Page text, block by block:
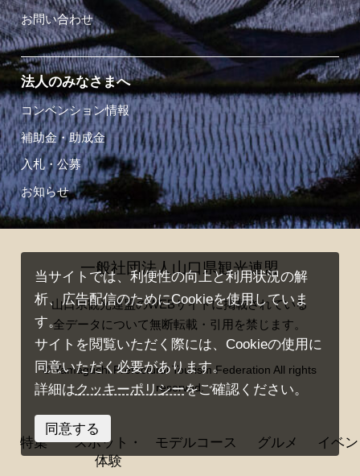
お問い合わせ
法人のみなさまへ
コンベンション情報
補助金・助成金
入札・公募
お知らせ
一般社団法人山口県観光連盟
山口県観光連盟のWEBサイトに掲載されている
全データについて無断転載・引用を禁じます。
© Yamaguchi Prefectural Tourism Federation All rights
reserved.
特集
スポット・
体験
モデルコース グルメ イベ
当サイトでは、利便性の向上と利用状況の解
析、広告配信のためにCookieを使用していま
す。
サイトを閲覧いただく際には、Cookieの使用に
同意いただく必要があります。
詳細はクッキーポリシーをご確認ください。
同意する